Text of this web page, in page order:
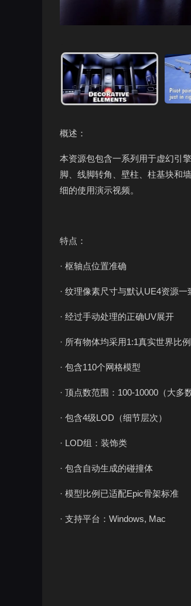
概述：
本资源包包含一系列用于虚幻引
脚、线脚转角、壁柱、柱基块和
细的使用演示视频。
特点：
· 枢轴点位置准确
· 纹理像素尺寸与默认UE4资源一
· 经过手动处理的正确UV展开
· 所有物体均采用1:1真实世界比例
· 包含110个网格模型
· 顶点数范围：100-10000（大多数
· 包含4级LOD（细节层次）
· LOD组：装饰类
· 包含自动生成的碰撞体
· 模型比例已适配Epic骨架标准
· 支持平台：Windows, Mac